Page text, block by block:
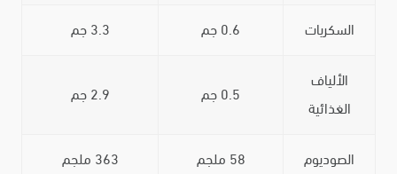
السكريات 0.6 جم 3.3 جم
الألياف
الغذائية
0.5 جم 2.9 جم
الصوديوم 58 ملجم 363 ملجم